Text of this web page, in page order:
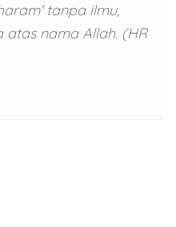
tanpa ilmu,
nama Allah. (HR